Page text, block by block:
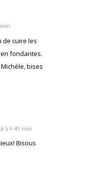
de cuire les
fondantes.
bises
5 h 41 min
Bisous